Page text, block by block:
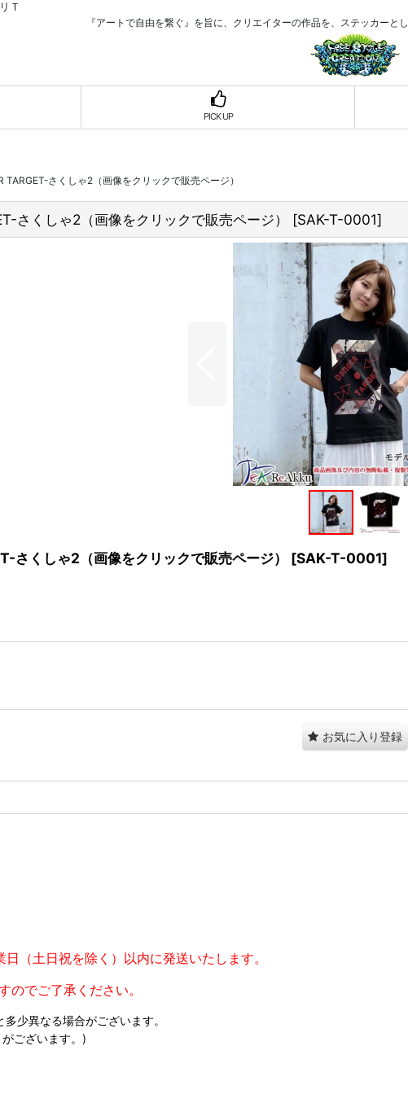
Ｔ
『アートで自由を繋ぐ』を旨に、クリエイターの作品を、ステッカー
PICK UP
TARGET-さくしゃ2（画像をクリックで販売ページ）
さくしゃ2（画像をクリックで販売ページ） [SAK-T-0001]
さくしゃ2（画像をクリックで販売ページ） [SAK-T-0001]
お気に入り登録
（土日祝を除く）以内に発送いたします。
のでご了承ください。
少異なる場合がございます。
ございます。)